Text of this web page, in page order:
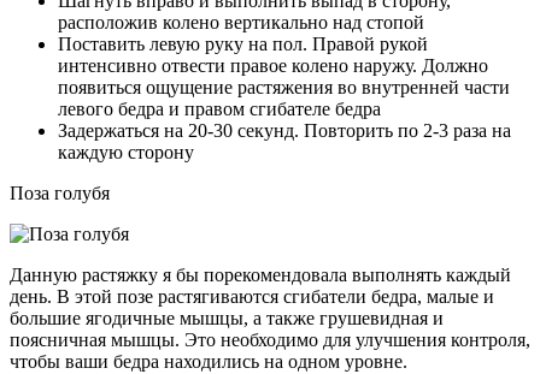
расположив колено вертикально над стопой
Поставить левую руку на пол. Правой рукой
интенсивно отвести правое колено наружу. Должно
появиться ощущение растяжения во внутренней части
левого бедра и правом сгибателе бедра
Задержаться на 20-30 секунд. Повторить по 2-3 раза на
каждую сторону
Поза голубя
Данную растяжку я бы порекомендовала выполнять каждый
день. В этой позе растягиваются сгибатели бедра, малые и
большие ягодичные мышцы, а также грушевидная и
поясничная мышцы. Это необходимо для улучшения контроля,
чтобы ваши бедра находились на одном уровне.